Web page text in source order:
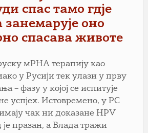
спас тамо гдје
занемарује оно
спасава животе
мРНА терапију као
у Русији тек улази у прву
– фазу у којој се испитује
не успјех. Истовремено, у РС
чак ни доказане HPV
празан, а Влада тражи